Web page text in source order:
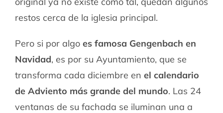
restos cerca de la iglesia principal.
Pero si por algo es famosa Gengenbach en
Navidad, es por su Ayuntamiento, que se
transforma cada diciembre en el calendario
de Adviento más grande del mundo. Las 24
ventanas de su fachada se iluminan una a